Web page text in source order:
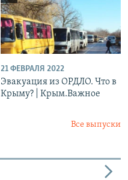
21 ФЕВРАЛЯ 2022
Эвакуация из ОРДЛО. Что в
Крыму? | Крым.Важное
Все выпуски